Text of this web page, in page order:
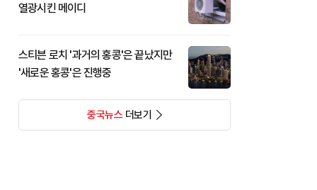
열광시킨 메이디
스티븐 로치 '과거의 홍콩'은 끝났지만
'새로운 홍콩'은 진행중
중국뉴스더보기